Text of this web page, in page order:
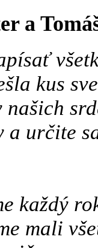
a
kus
a určite
každý
mali